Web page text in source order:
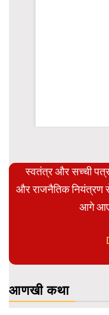
स्वतंत्र और सच्ची
और राजनैतिक नियंत्रण
आगे
आणखी कथा